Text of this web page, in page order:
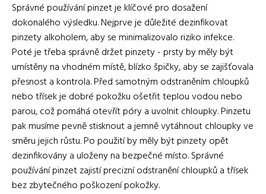
Správné používání pinzet je klíčové pro dosažení
dokonalého výsledku. Nejprve je důležité dezinfikovat
pinzety alkoholem, aby se minimalizovalo riziko infekce.
Poté je třeba správně držet pinzety - prsty by měly být
umístěny na vhodném místě, blízko špičky, aby se zajišťovala
přesnost a kontrola. Před samotným odstraněním chloupků
nebo třísek je dobré pokožku ošetřit teplou vodou nebo
parou, což pomáhá otevřít póry a uvolnit chloupky. Pinzetu
pak musíme pevně stisknout a jemně vytáhnout chloupky ve
směru jejich růstu. Po použití by měly být pinzety opět
dezinfikovány a uloženy na bezpečné místo. Správné
používání pinzet zajistí precizní odstranění chloupků a třísek
bez zbytečného poškození pokožky.